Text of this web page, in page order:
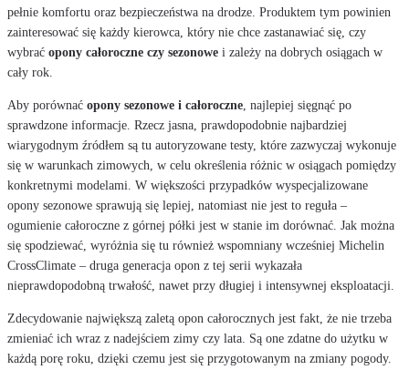
pełnie komfortu oraz bezpieczeństwa na drodze. Produktem tym powinien
zainteresować się każdy kierowca, który nie chce zastanawiać się, czy
wybrać opony całoroczne czy sezonowe i zależy na dobrych osiągach w
cały rok.
Aby porównać opony sezonowe i całoroczne , najlepiej sięgnąć po
sprawdzone informacje. Rzecz jasna, prawdopodobnie najbardziej
wiarygodnym źródłem są tu autoryzowane testy, które zazwyczaj wykonuje
się w warunkach zimowych, w celu określenia różnic w osiągach pomiędzy
konkretnymi modelami. W większości przypadków wyspecjalizowane
opony sezonowe sprawują się lepiej, natomiast nie jest to reguła –
ogumienie całoroczne z górnej półki jest w stanie im dorównać. Jak można
się spodziewać, wyróżnia się tu również wspomniany wcześniej Michelin
CrossClimate – druga generacja opon z tej serii wykazała
nieprawdopodobną trwałość, nawet przy długiej i intensywnej eksploatacji.
Zdecydowanie największą zaletą opon całorocznych jest fakt, że nie trzeba
zmieniać ich wraz z nadejściem zimy czy lata. Są one zdatne do użytku w
każdą porę roku, dzięki czemu jest się przygotowanym na zmiany pogody.